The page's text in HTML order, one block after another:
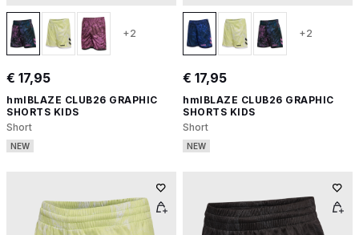
+2
€ 17,95
hmlBLAZE CLUB26 GRAPHIC
SHORTS KIDS
Short
NEW
+2
€ 17,95
hmlBLAZE CLUB26 GRAPHIC
SHORTS KIDS
Short
NEW